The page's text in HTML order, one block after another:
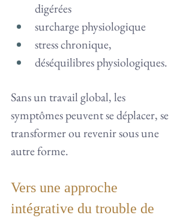
digérées
surcharge physiologique
stress chronique,
déséquilibres physiologiques.
Sans un travail global, les
symptômes peuvent se déplacer, se
transformer ou revenir sous une
autre forme.
Vers une approche
intégrative du trouble de